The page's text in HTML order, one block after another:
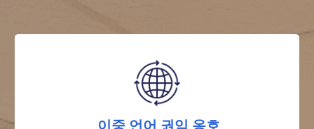
이중 언어 권익 옹호